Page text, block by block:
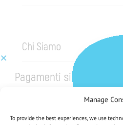
Manage
To provide the best experiences, we use
Chi Siamo
Pagamenti sicuri